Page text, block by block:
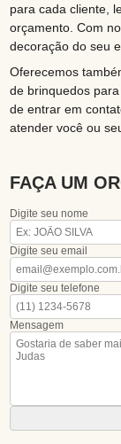
para cada cliente,
orçamento. Com
decoração do seu
Oferecemos
de brinquedos
de entrar em
atender você ou
FAÇA UM
Digite seu nome
Digite seu email
Digite seu telefone
Mensagem